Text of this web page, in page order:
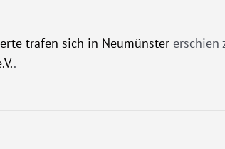
trafen sich in Neumünster erschien
.